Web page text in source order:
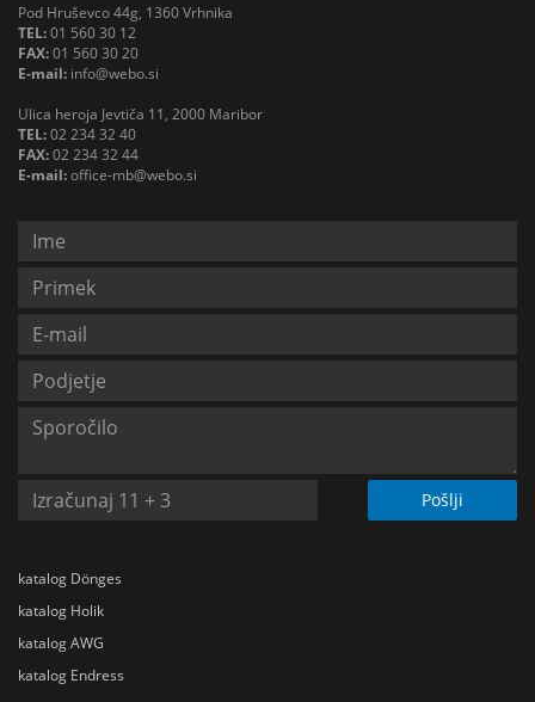
Pod Hruševco 44g, 1360 Vrhnika
TEL:01 560 30 12
FAX:01 560 30 20
E-mail: info@webo.si
Ulica heroja Jevtiča 11, 2000 Maribor
TEL:02 234 32 40
FAX:02 234 32 44
E-mail:office-mb@webo.si
Pošlji
katalog Dönges
katalog Holik
katalog AWG
katalog Endress